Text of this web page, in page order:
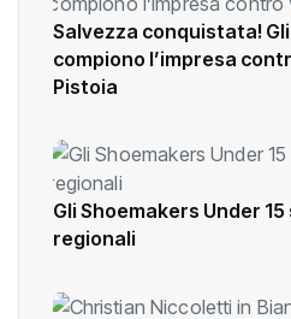
Salvezza conquistata!
compiono l’impresa
Pistoia
Gli Shoemakers Under
regionali